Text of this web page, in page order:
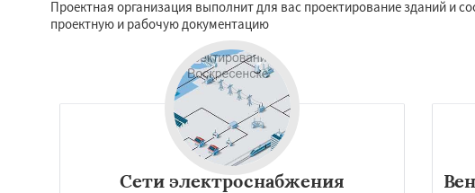
Проектная организация выполнит для вас проектирование зданий и
проектную и рабочую документацию
Сети электроснабжения